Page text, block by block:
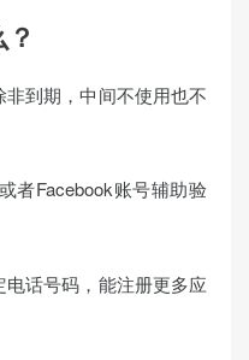
到期，中间不使用也不
者Facebook账号辅助验
话号码，能注册更多应